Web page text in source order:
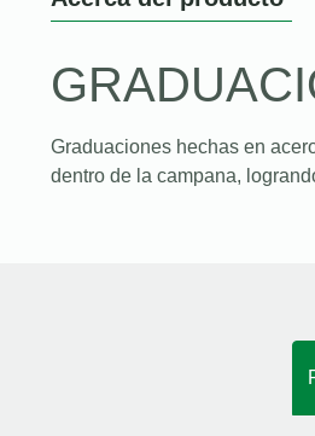
Graduaciones hechas en
dentro de la campana,